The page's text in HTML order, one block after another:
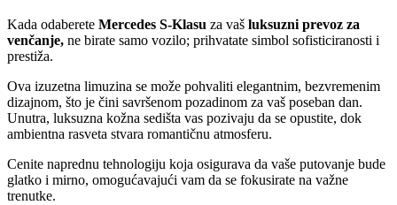
Kada odaberete Mercedes S-Klasu za vaš luksuzni prevoz za
venčanje, ne birate samo vozilo; prihvatate simbol sofisticiranosti i
prestiža.
Ova izuzetna limuzina se može pohvaliti elegantnim, bezvremenim
dizajnom, što je čini savršenom pozadinom za vaš poseban dan.
Unutra, luksuzna kožna sedišta vas pozivaju da se opustite, dok
ambientna rasveta stvara romantičnu atmosferu.
Cenite naprednu tehnologiju koja osigurava da vaše putovanje bude
glatko i mirno, omogućavajući vam da se fokusirate na važne
trenutke.